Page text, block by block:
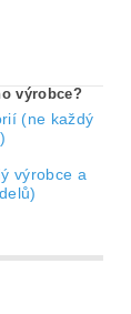
výrobce?
(ne každý
výrobce a